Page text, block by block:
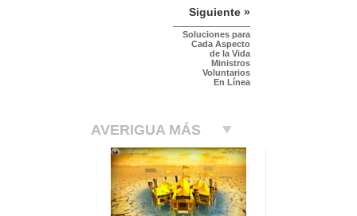
Siguiente »
Soluciones para
Cada Aspecto
de la Vida
Ministros
Voluntarios
En Línea
AVERIGUA MÁS